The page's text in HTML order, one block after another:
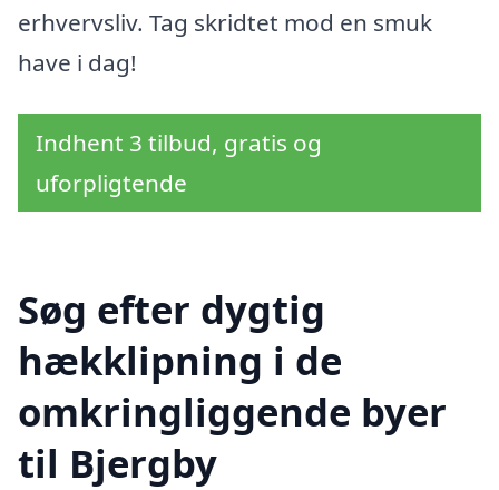
erhvervsliv. Tag skridtet mod en smuk
have i dag!
Indhent 3 tilbud, gratis og
uforpligtende
Søg efter dygtig
hækklipning i de
omkringliggende byer
til Bjergby